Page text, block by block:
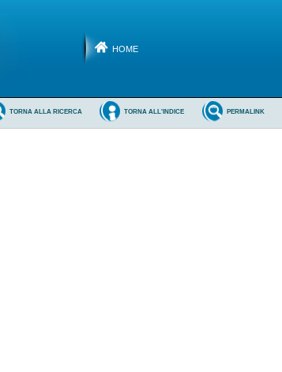
HOME
PERMALINK
TORNA ALL'INDICE
TORNA ALLA RICERCA